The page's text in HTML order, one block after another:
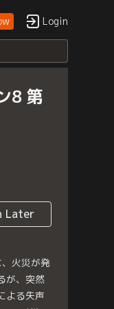
Login
8 第
Later
火災が発
が、突然
よる失声